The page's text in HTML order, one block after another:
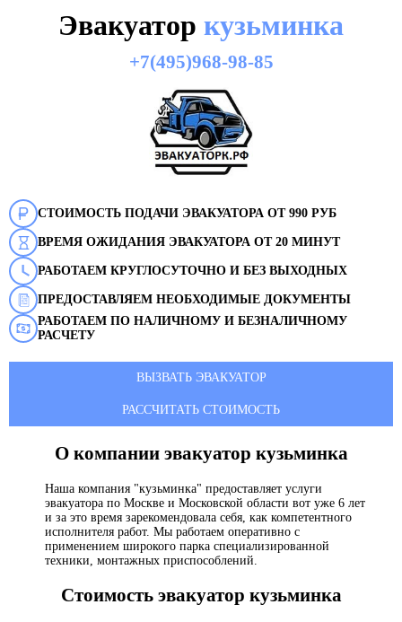
Эвакуатор кузьминка
+7(495)968-98-85
СТОИМОСТЬ ПОДАЧИ ЭВАКУАТОРА ОТ 990 РУБ
ВРЕМЯ ОЖИДАНИЯ ЭВАКУАТОРА ОТ 20 МИНУТ
РАБОТАЕМ КРУГЛОСУТОЧНО И БЕЗ ВЫХОДНЫХ
ПРЕДОСТАВЛЯЕМ НЕОБХОДИМЫЕ ДОКУМЕНТЫ
РАБОТАЕМ ПО НАЛИЧНОМУ И БЕЗНАЛИЧНОМУ
РАСЧЕТУ
ВЫЗВАТЬ ЭВАКУАТОР
РАССЧИТАТЬ СТОИМОСТЬ
О компании эвакуатор кузьминка
Наша компания "кузьминка" предоставляет услуги
эвакуатора по Москве и Московской области вот уже 6 лет
и за это время зарекомендовала себя, как компетентного
исполнителя работ. Мы работаем оперативно с
применением широкого парка специализированной
техники, монтажных приспособлений.
Стоимость эвакуатор кузьминка